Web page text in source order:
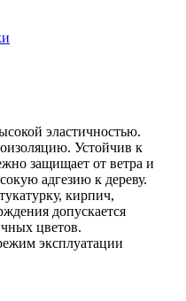
эластичностью.
Устойчив к
защищает от ветра и
адгезию к дереву.
кирпич,
допускается
цветов.
эксплуатации